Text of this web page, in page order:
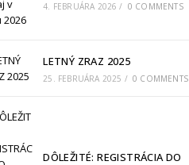
4. FEBRUÁRA 2026 / 0 COMMENTS
LETNÝ ZRAZ 2025
25. FEBRUÁRA 2025 / 0 COMMENTS
DÔLEŽITÉ: REGISTRÁCIA DO